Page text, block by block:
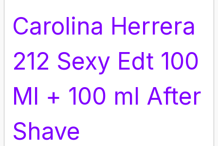
Carolina Herrera
212 Sexy Edt 100
Ml + 100 ml After
Shave